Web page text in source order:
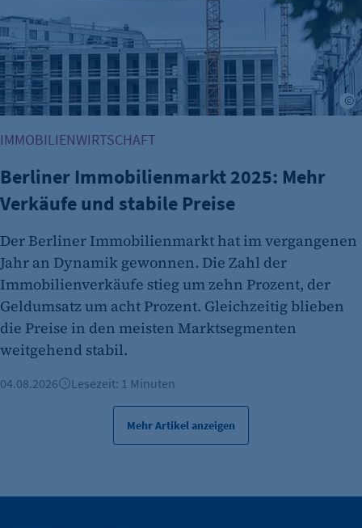
IMMOBILIENWIRTSCHAFT
Berliner Immobilienmarkt 2025: Mehr
Verkäufe und stabile Preise
Der Berliner Immobilienmarkt hat im vergangenen
Jahr an Dynamik gewonnen. Die Zahl der
Immobilienverkäufe stieg um zehn Prozent, der
Geldumsatz um acht Prozent. Gleichzeitig blieben
die Preise in den meisten Marktsegmenten
weitgehend stabil.
04.08.2026 Lesezeit: 1 Minuten
Mehr Artikel anzeigen